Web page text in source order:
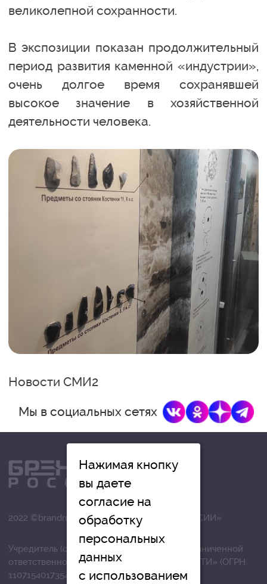
великолепной сохранности.
В экспозиции показан продолжительный
период развития каменной «индустрии»,
очень долгое время сохранявшей
высокое значение в хозяйственной
деятельности человека.
Новости СМИ2
Мы в социальных сетях
2022 ©brandrussia.online | СИ «БРЕНДЫ РОССИИ»
Учредитель (соучредители): Общество с ограниченной
ответственностью «РЕГИОНАЛЬНЫЕ НОВОСТИ» (ОГРН
1107154017354)
Нажимая кнопку
вы даете
согласие на
обработку
персональных
данных
с использованием